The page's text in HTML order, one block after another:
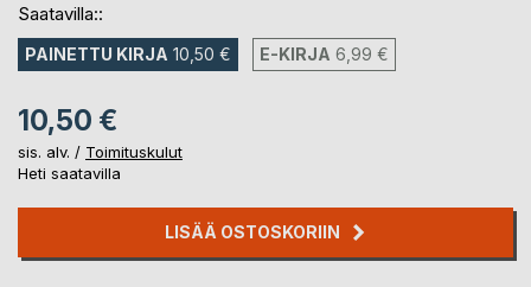
Saatavilla::
PAINETTU KIRJA 10,50 € E-KIRJA 6,99 €
10,50 €
sis. alv. / Toimituskulut
Heti saatavilla
LISÄÄ OSTOSKORIIN